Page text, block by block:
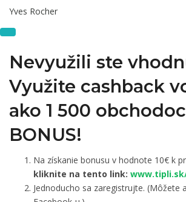
Yves Rocher
Nevyužili ste
Využite cashback
ako 1 500
BONUS!
Na získanie bonusu v hodnote 10€ k
kliknite na tento link:
Jednoducho sa zaregistrujte. (Môžete